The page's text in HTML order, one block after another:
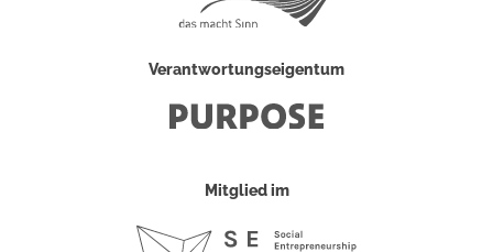
Verantwortungseigentum
Mitglied im